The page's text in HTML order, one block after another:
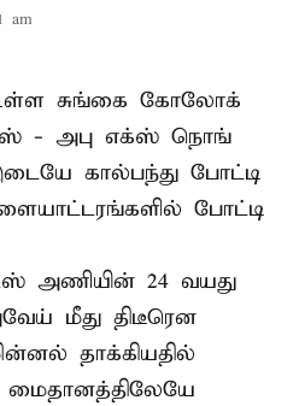
am
சுங்கை கோலோக்
- அபு எக்ஸ் நொங்
கால்பந்து போட்டி
போட்டி
அணியின் 24 வயது
மீது திடீரென
தாக்கியதில்